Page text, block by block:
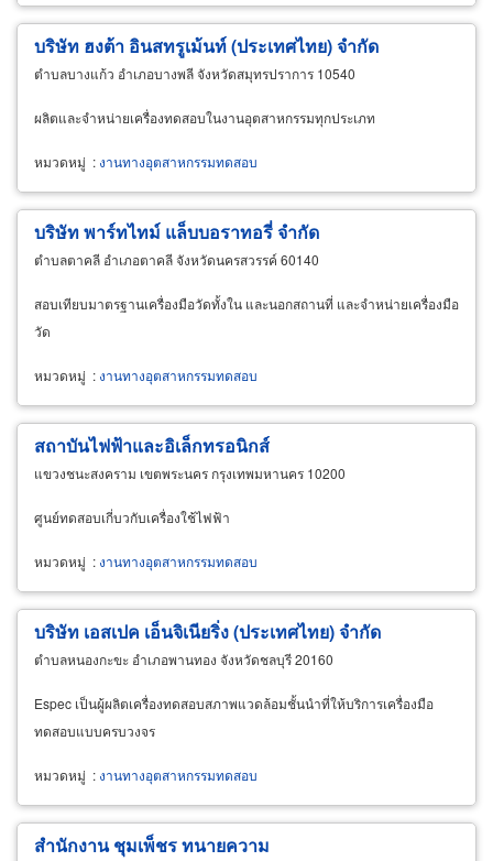
บริษัท ฮงต้า อินสทรูเม้นท์ (ประเทศไทย) จำกัด
ตำบลบางแก้ว อำเภอบางพลี จังหวัดสมุทรปราการ 10540
ผลิตและจำหน่ายเครื่องทดสอบในงานอุตสาหกรรมทุกประเภท
หมวดหมู่ : งานทางอุตสาหกรรมทดสอบ
บริษัท พาร์ทไทม์ แล็บบอราทอรี่ จำกัด
ตำบลตาคลี อำเภอตาคลี จังหวัดนครสวรรค์ 60140
สอบเทียบมาตรฐานเครื่องมือวัดทั้งใน และนอกสถานที่ และจำหน่ายเครื่องมือ
วัด
หมวดหมู่ : งานทางอุตสาหกรรมทดสอบ
สถาบันไฟฟ้าและอิเล็กทรอนิกส์
แขวงชนะสงคราม เขตพระนคร กรุงเทพมหานคร 10200
ศูนย์ทดสอบเกี่บวกับเครื่องใช้ไฟฟ้า
หมวดหมู่ : งานทางอุตสาหกรรมทดสอบ
บริษัท เอสเปค เอ็นจิเนียริ่ง (ประเทศไทย) จำกัด
ตำบลหนองกะขะ อำเภอพานทอง จังหวัดชลบุรี 20160
Espec เป็นผู้ผลิตเครื่องทดสอบสภาพแวดล้อมชั้นนำที่ให้บริการเครื่องมือ
ทดสอบแบบครบวงจร
หมวดหมู่ : งานทางอุตสาหกรรมทดสอบ
สำนักงาน ชุมเพ็ชร ทนายความ